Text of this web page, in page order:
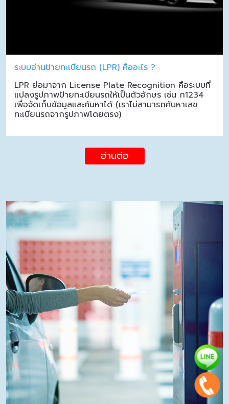
ระบบอ่านป้ายทะเบียนรถ (LPR) คืออะไร ?
LPR ย่อมาจาก License Plate Recognition คือระบบที่
แปลงรูปภาพป้ายทะเบียนรถให้เป็นตัวอักษร เช่น ก1234
เพื่อจัดเก็บข้อมูลและค้นหาได้ (เราไม่สามารถค้นหาเลข
ทะเบียนรถจากรูปภาพโดยตรง)
อ่านต่อ